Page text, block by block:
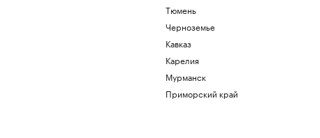
Тюмень
Черноземье
Кавказ
Карелия
Мурманск
Приморский край